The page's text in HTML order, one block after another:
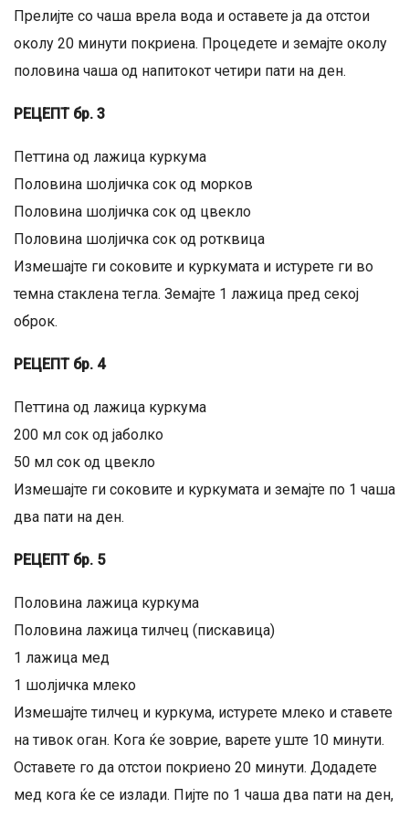
Прелијте со чаша врела вода и оставете ја да отстои
околу 20 минути покриена. Процедете и земајте околу
половина чаша од напитокот четири пати на ден.
РЕЦЕПТ бр. 3
Петтина од лажица куркума
Половина шолјичка сок од морков
Половина шолјичка сок од цвекло
Половина шолјичка сок од ротквица
Измешајте ги соковите и куркумата и истурете ги во
темна стаклена тегла. Земајте 1 лажица пред секој
оброк.
РЕЦЕПТ бр. 4
Петтина од лажица куркума
200 мл сок од јаболко
50 мл сок од цвекло
Измешајте ги соковите и куркумата и земајте по 1 чаша
два пати на ден.
РЕЦЕПТ бр. 5
Половина лажица куркума
Половина лажица тилчец (пискавица)
1 лажица мед
1 шолјичка млеко
Измешајте тилчец и куркума, истурете млеко и ставете
на тивок оган. Кога ќе зоврие, варете уште 10 минути.
Оставете го да отстои покриено 20 минути. Додадете
мед кога ќе се излади. Пијте по 1 чаша два пати на ден,